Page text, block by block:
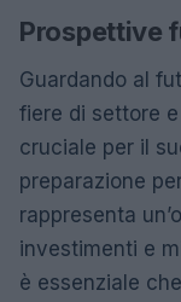
Prospettive
Guardando al
fiere di settore e
cruciale per il
preparazione
rappresenta
investimenti e
è essenziale